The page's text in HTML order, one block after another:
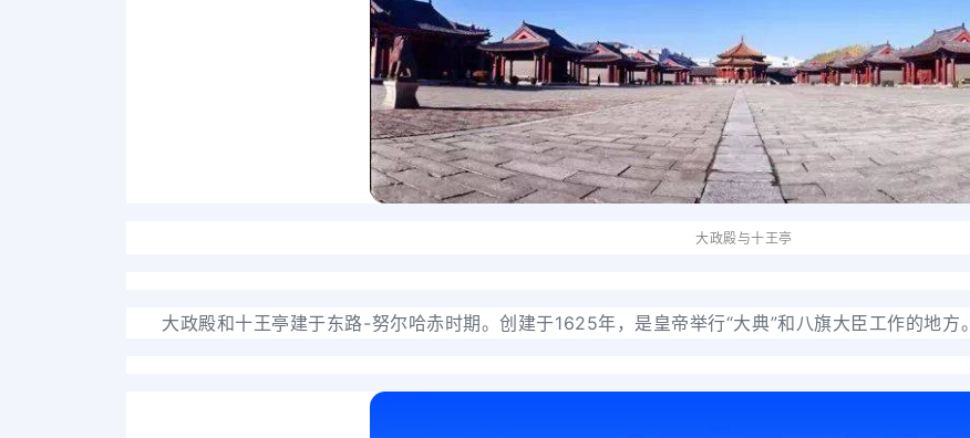
大政殿与十王亭
大政殿和十王亭建于东路-努尔哈赤时期。创建于1625年，是皇帝举行“大典”和八旗大臣工作的地方。